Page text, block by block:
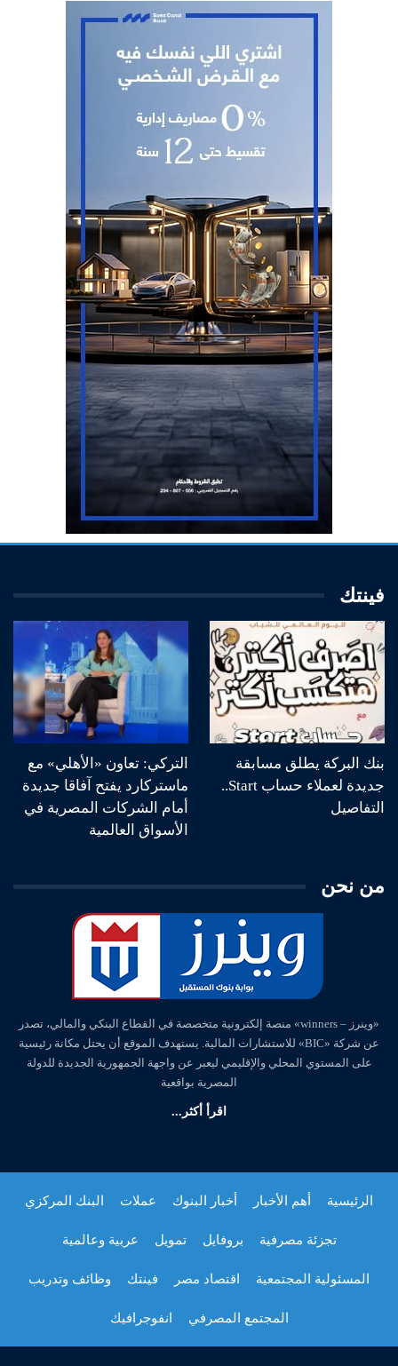
فينتك
بنك البركة يطلق مسابقة
جديدة لعملاء حساب Start..
التفاصيل
التركي: تعاون «الأهلي» مع
ماستركارد يفتح آفاقا جديدة
أمام الشركات المصرية في
الأسواق العالمية
من نحن
«وينرز – winners» منصة إلكترونية متخصصة في القطاع البنكي والمالي، تصدر
عن شركة «BIC» للاستشارات المالية. يستهدف الموقع أن يحتل مكانة رئيسية
على المستوي المحلي والإقليمي ليعبر عن واجهة الجمهورية الجديدة للدولة
المصرية بواقعية
اقرأ أكثر...
الرئيسية أهم الأخبار أخبار البنوك عملات البنك المركزي
تجزئة مصرفية بروفايل تمويل عربية وعالمية
المسئولية المجتمعية اقتصاد مصر فينتك وظائف وتدريب
المجتمع المصرفي انفوجرافيك